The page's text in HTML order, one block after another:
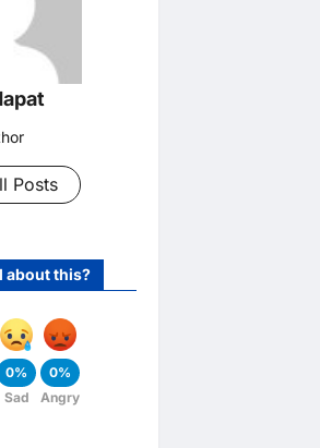
Posts
about this?
0%
Sad
0%
Angry